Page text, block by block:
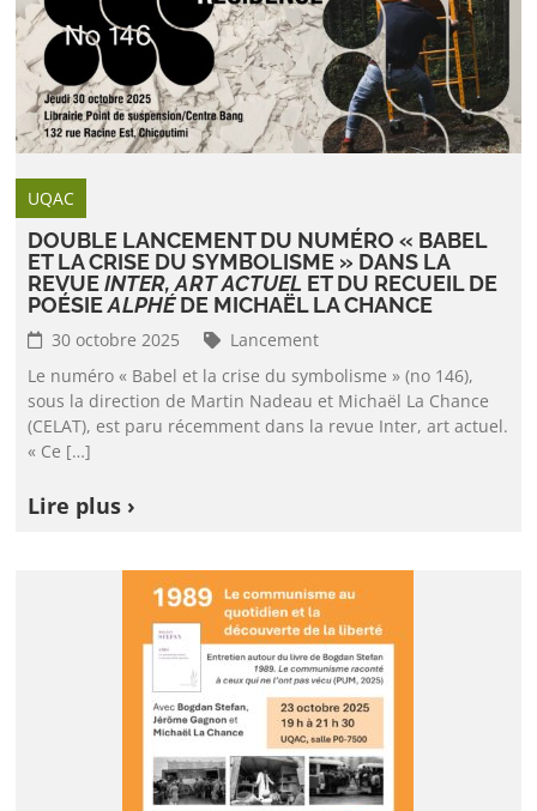
UQAC
DOUBLE LANCEMENT DU NUMÉRO « BABEL
ET LA CRISE DU SYMBOLISME » DANS LA
REVUEINTER, ART ACTUEL ET DU RECUEIL DE
POÉSIEALPHÉDE MICHAËL LA CHANCE
30 octobre 2025
Lancement
Le numéro « Babel et la crise du symbolisme » (no 146),
sous la direction de Martin Nadeau et Michaël La Chance
(CELAT), est paru récemment dans la revue Inter, art actuel.
« Ce […]
Lire plus ›